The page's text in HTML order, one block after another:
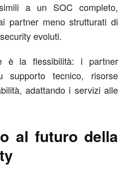
a un SOC completo,
partner meno strutturati di
evoluti.
è la flessibilità: i partner
supporto tecnico, risorse
adattando i servizi alle
al futuro della